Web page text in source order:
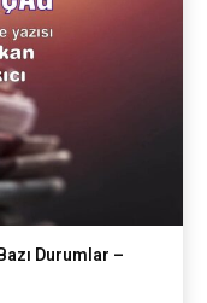
Durumlar –